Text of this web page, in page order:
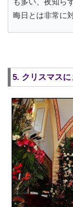
も多い、夜知ら
晦日とは非常に
5. クリスマス